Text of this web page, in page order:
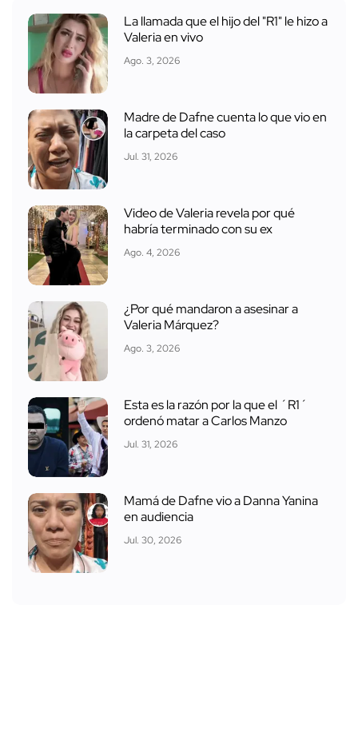
La llamada que el hijo del "R1" le hizo a
Valeria en vivo
Ago. 3, 2026
Madre de Dafne cuenta lo que vio en
la carpeta del caso
Jul. 31, 2026
Video de Valeria revela por qué
habría terminado con su ex
Ago. 4, 2026
¿Por qué mandaron a asesinar a
Valeria Márquez?
Ago. 3, 2026
Esta es la razón por la que el ´R1´
ordenó matar a Carlos Manzo
Jul. 31, 2026
Mamá de Dafne vio a Danna Yanina
en audiencia
Jul. 30, 2026